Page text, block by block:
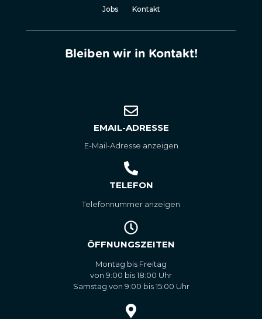
Jobs
Kontakt
Bleiben wir in Kontakt!
EMAIL-ADRESSE
E-Mail-Adresse anzeigen
TELEFON
Telefonnummer anzeigen
ÖFFNUNGSZEITEN
Montag bis Freitag
von 9:00 bis 18:00 Uhr
Samstag von 9:00 bis 15:00 Uhr